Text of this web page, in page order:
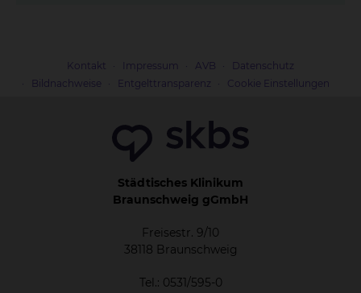
Kontakt Impressum AVB
Datenschutz
Bildnachweise
Entgelttransparenz Cookie Einstellungen
Städtisches Klinikum
Braunschweig gGmbH
Freisestr. 9/10
38118 Braunschweig
Tel.: 0531/595-0